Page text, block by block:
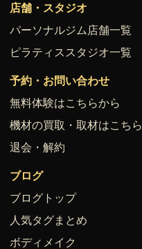
店舗・スタジオ
パーソナルジム店舗一覧
ピラティススタジオ一覧
予約・お問い合わせ
無料体験はこちらから
機材の買取・取材はこちら
退会・解約
ブログ
ブログトップ
人気タグまとめ
ボディメイク